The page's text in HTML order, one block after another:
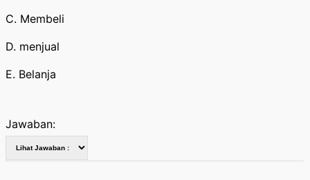
C. Membeli
D. menjual
E. Belanja
Jawaban: